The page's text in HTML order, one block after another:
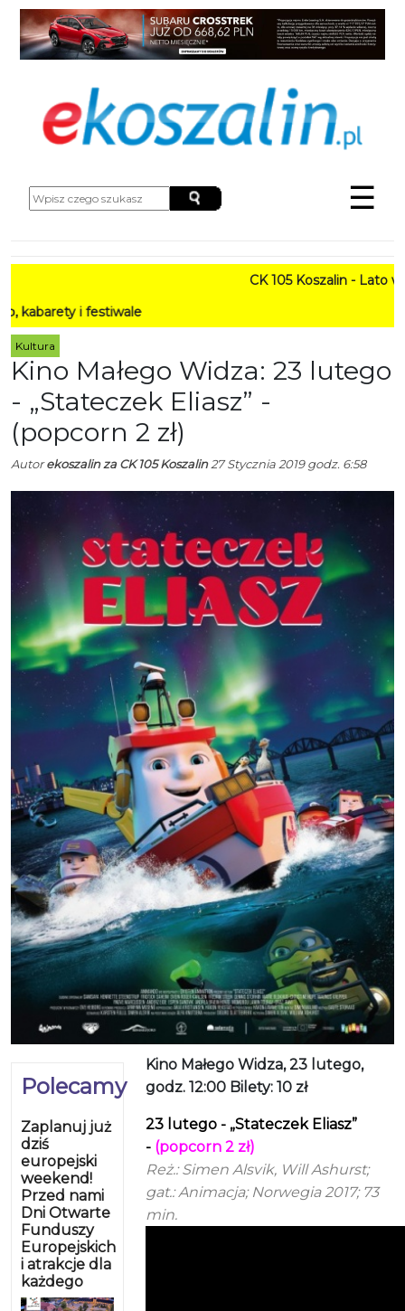
☰
CK 105 Koszalin - Lato w Mieście
i festiwale
Kultura
Kino Małego Widza: 23 lutego
- „Stateczek Eliasz” -
(popcorn 2 zł)
Autorekoszalin za CK 105 Koszalin27 Stycznia 2019 godz. 6:58
Polecamy
Zaplanuj już
dziś
europejski
weekend!
Przed nami
Dni Otwarte
Funduszy
Europejskich
i atrakcje dla
każdego
Kino Małego Widza, 23 lutego,
godz. 12:00 Bilety: 10 zł
23 lutego - „Stateczek Eliasz”
- (popcorn 2 zł)
Reż.: Simen Alsvik, Will Ashurst;
gat.: Animacja; Norwegia 2017; 73
min.